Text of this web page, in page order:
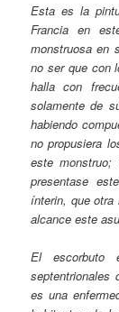
Esta es la
Francia en
monstruosa en
no ser que con
halla con
solamente de
habiendo
no propusiera
este
presentase
ínterin, que
alcance este
El
es una